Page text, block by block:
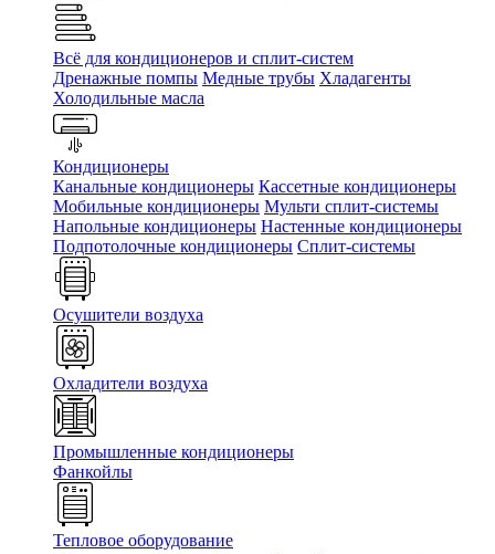
Всё для кондиционеров и сплит-систем
Дренажные помпы Медные трубы Хладагенты
Холодильные масла
Кондиционеры
Канальные кондиционеры Кассетные кондиционеры
Мобильные кондиционеры Мульти сплит-системы
Напольные кондиционеры Настенные кондиционеры
Подпотолочные кондиционеры Сплит-системы
Осушители воздуха
Охладители воздуха
Промышленные кондиционеры
Фанкойлы
Тепловое оборудование